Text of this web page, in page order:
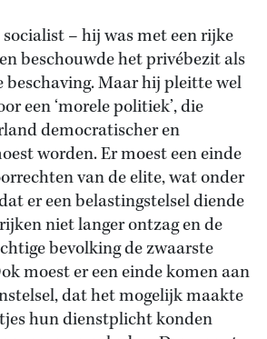
socialist – hij was met een rijke
beschouwde het privébezit als
beschaving. Maar hij pleitte wel
een ‘morele politiek’, die
democratischer en
worden. Er moest een einde
van de elite, wat onder
er een belastingstelsel diende
niet langer ontzag en de
bevolking de zwaarste
moest er een einde komen aan
dat het mogelijk maakte
hun dienstplicht konden